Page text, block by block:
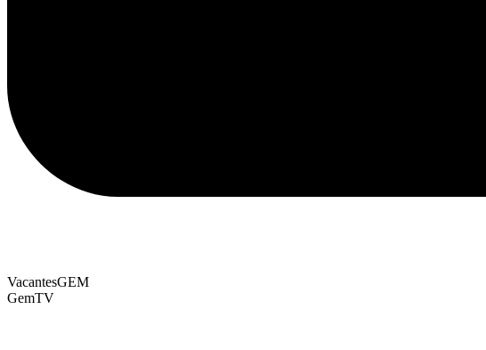
VacantesGEM
GemTV